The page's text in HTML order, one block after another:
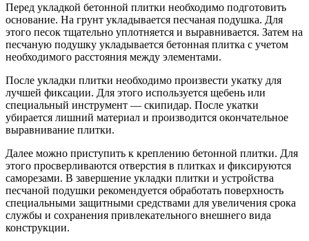
Перед укладкой бетонной плитки необходимо подготовить
основание. На грунт укладывается песчаная подушка. Для
этого песок тщательно уплотняется и выравнивается. Затем на
песчаную подушку укладывается бетонная плитка с учетом
необходимого расстояния между элементами.
После укладки плитки необходимо произвести укатку для
лучшей фиксации. Для этого используется щебень или
специальный инструмент — скипидар. После укатки
убирается лишний материал и производится окончательное
выравнивание плитки.
Далее можно приступить к креплению бетонной плитки. Для
этого просверливаются отверстия в плитках и фиксируются
саморезами. В завершение укладки плитки и устройства
песчаной подушки рекомендуется обработать поверхность
специальными защитными средствами для увеличения срока
службы и сохранения привлекательного внешнего вида
конструкции.